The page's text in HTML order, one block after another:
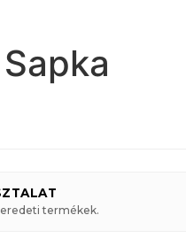
eredeti termékek.